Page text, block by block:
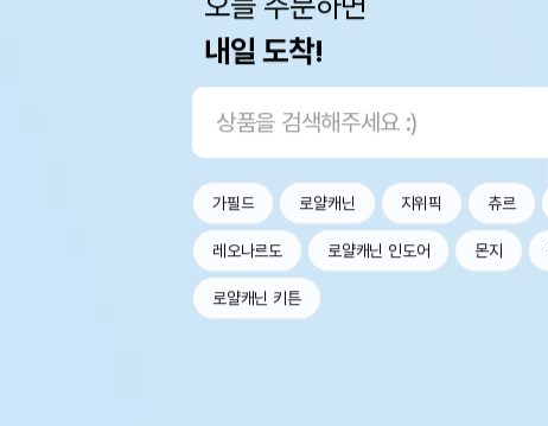
내일 도착!
가필드 로얄캐닌 지위픽 츄르
레오나르도 로얄캐닌 인도어 몬지
로얄캐닌 키튼